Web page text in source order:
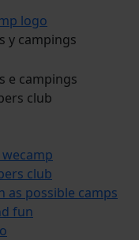
y campings
e campings
club
club
as possible camps
fun